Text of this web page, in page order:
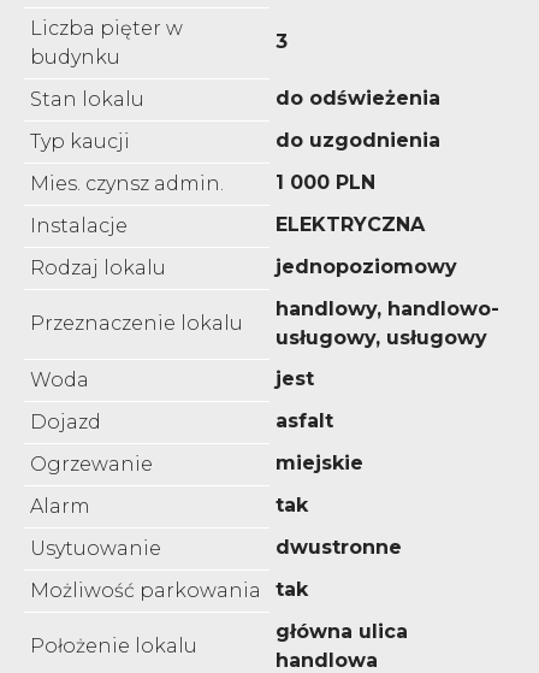
Liczba pięter w
budynku
3
Stan lokalu
do odświeżenia
Typ kaucji
do uzgodnienia
Mies. czynsz admin.
1 000 PLN
Instalacje
ELEKTRYCZNA
Rodzaj lokalu
jednopoziomowy
Przeznaczenie lokalu
handlowy, handlowo-
usługowy, usługowy
Woda
jest
Dojazd
asfalt
Ogrzewanie
miejskie
Alarm
tak
Usytuowanie
dwustronne
Możliwość parkowania
tak
Położenie lokalu
główna ulica
handlowa